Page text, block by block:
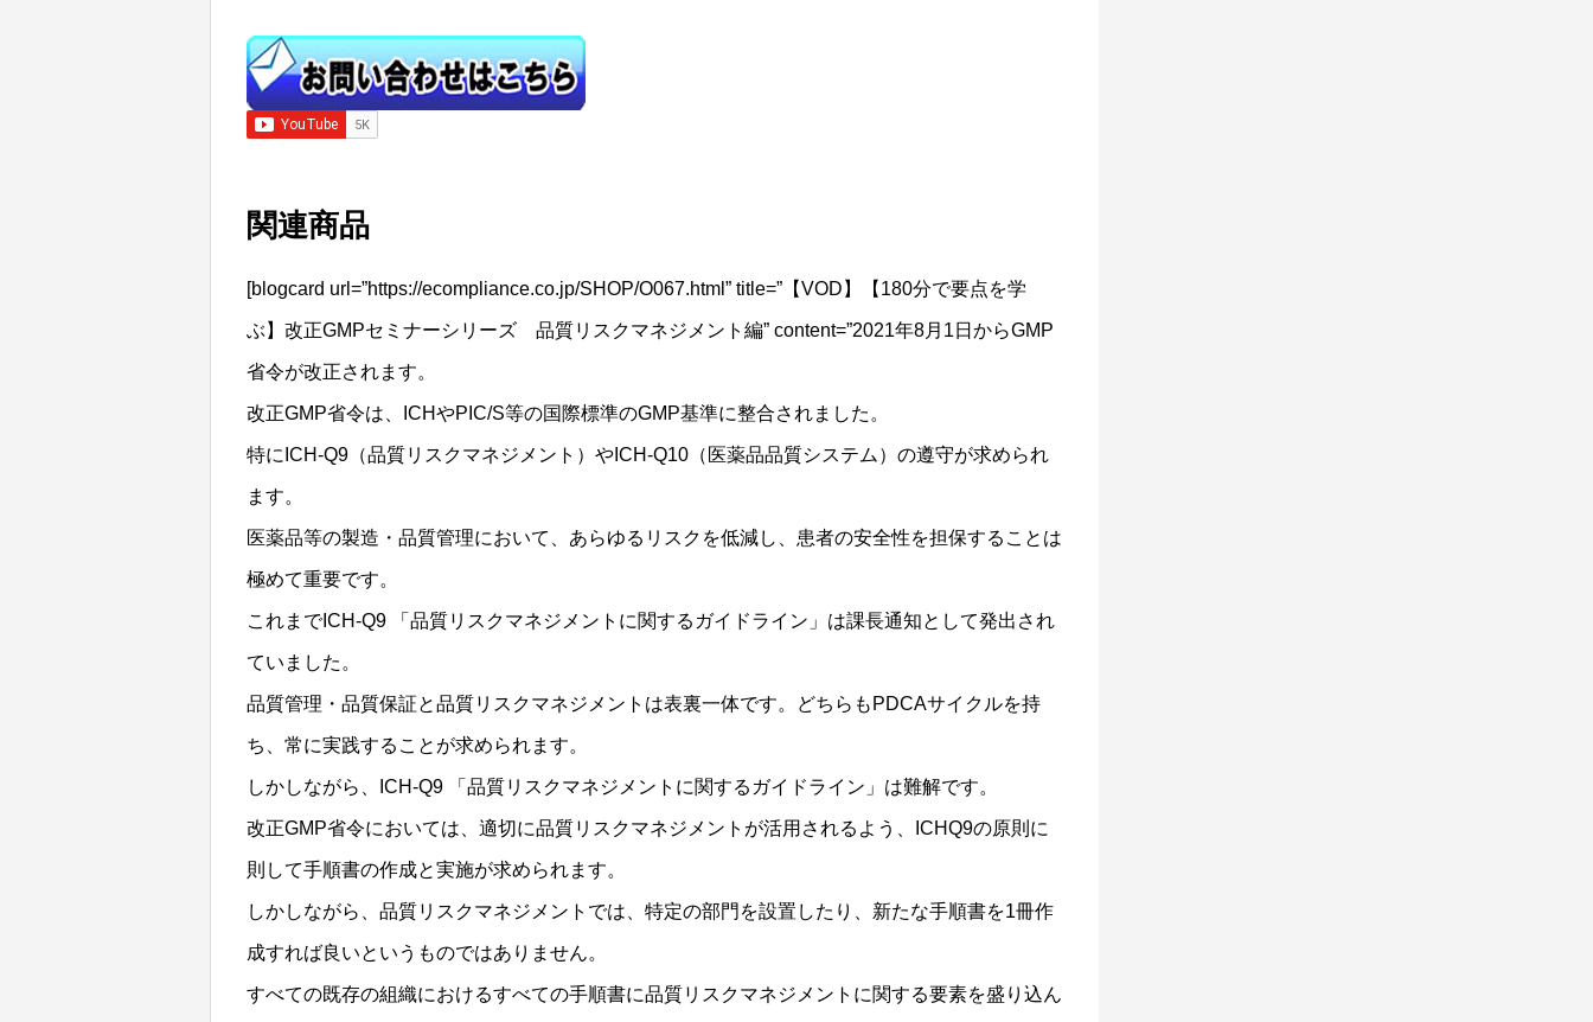
関連商品
[blogcard url=”https://ecompliance.co.jp/SHOP/O067.html” title=”【VOD】【180分で要点を学
ぶ】改正GMPセミナーシリーズ 品質リスクマネジメント編” content=”2021年8月1日からGMP
省令が改正されます。
改正GMP省令は、ICHやPIC/S等の国際標準のGMP基準に整合されました。
特にICH-Q9（品質リスクマネジメント）やICH-Q10（医薬品品質システム）の遵守が求められ
ます。
医薬品等の製造・品質管理において、あらゆるリスクを低減し、患者の安全性を担保することは
極めて重要です。
これまでICH-Q9 「品質リスクマネジメントに関するガイドライン」は課長通知として発出され
ていました。
品質管理・品質保証と品質リスクマネジメントは表裏一体です。どちらもPDCAサイクルを持
ち、常に実践することが求められます。
しかしながら、ICH-Q9 「品質リスクマネジメントに関するガイドライン」は難解です。
改正GMP省令においては、適切に品質リスクマネジメントが活用されるよう、ICHQ9の原則に
則して手順書の作成と実施が求められます。
しかしながら、品質リスクマネジメントでは、特定の部門を設置したり、新たな手順書を1冊作
成すれば良いというものではありません。
すべての既存の組織におけるすべての手順書に品質リスクマネジメントに関する要素を盛り込ん